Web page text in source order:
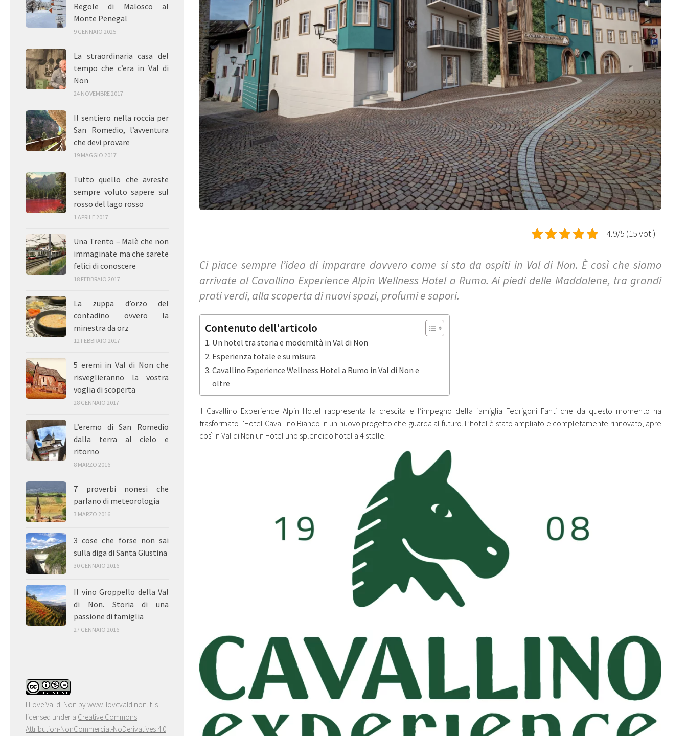
4.9/5 (15 voti)
Ci piace sempre l’idea di imparare davvero come si sta da ospiti in Val di Non. È così che siamo
arrivate al Cavallino Experience Alpin Wellness Hotel a Rumo. Ai piedi delle Maddalene, tra grandi
prati verdi, alla scoperta di nuovi spazi, profumi e sapori.
Contenuto dell'articolo
Un hotel tra storia e modernità in Val di Non
Esperienza totale e su misura
Cavallino Experience Wellness Hotel a Rumo in Val di Non e
oltre
Il Cavallino Experience Alpin Hotel rappresenta la crescita e l’impegno della famiglia Fedrigoni Fanti che da questo momento ha
trasformato l’Hotel Cavallino Bianco in un nuovo progetto che guarda al futuro. L’hotel è stato ampliato e completamente rinnovato, apre
così in Val di Non un Hotel uno splendido hotel a 4 stelle.
Regole di Malosco al
Monte Penegal
9 GENNAIO 2025
La straordinaria casa del
tempo che c’era in Val di
Non
24 NOVEMBRE 2017
Il sentiero nella roccia per
San Romedio, l’avventura
che devi provare
19 MAGGIO 2017
Tutto quello che avreste
sempre voluto sapere sul
rosso del lago rosso
1 APRILE 2017
Una Trento – Malè che non
immaginate ma che sarete
felici di conoscere
18 FEBBRAIO 2017
La zuppa d’orzo del
contadino ovvero la
minestra da orz
12 FEBBRAIO 2017
5 eremi in Val di Non che
risveglieranno la vostra
voglia di scoperta
28 GENNAIO 2017
L’eremo di San Romedio
dalla terra al cielo e
ritorno
8 MARZO 2016
7 proverbi nonesi che
parlano di meteorologia
3 MARZO 2016
3 cose che forse non sai
sulla diga di Santa Giustina
30 GENNAIO 2016
Il vino Groppello della Val
di Non. Storia di una
passione di famiglia
27 GENNAIO 2016
I Love Val di Non bywww.ilovevaldinon.it is
licensed under a Creative Commons
Attribution-NonCommercial-NoDerivatives 4.0